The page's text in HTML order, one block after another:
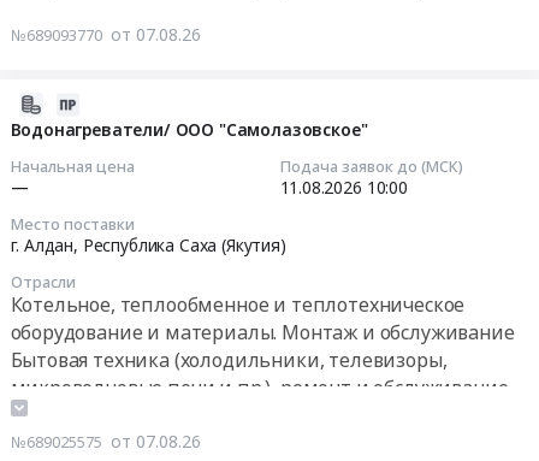
№689093770 от 07.08.26
Водонагреватели/ ООО "Самолазовское"
Начальная цена
—
Подача заявок до (МСК)
11.08.2026 10:00
Место поставки
г. Алдан, Республика Саха (Якутия)
Отрасли
Котельное, теплообменное и теплотехническое
оборудование и материалы. Монтаж и обслуживание
Бытовая техника (холодильники, телевизоры,
микроволновые печи и пр.), ремонт и обслуживание
№689025575 от 07.08.26